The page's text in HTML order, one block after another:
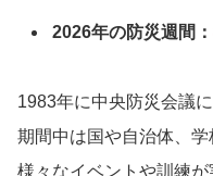
2026年の防災週間：
1983年に中央防災会議
期間中は国や自治体、
様々なイベントや訓練が